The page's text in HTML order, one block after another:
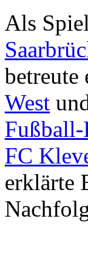
Als
West
FC
erklärte